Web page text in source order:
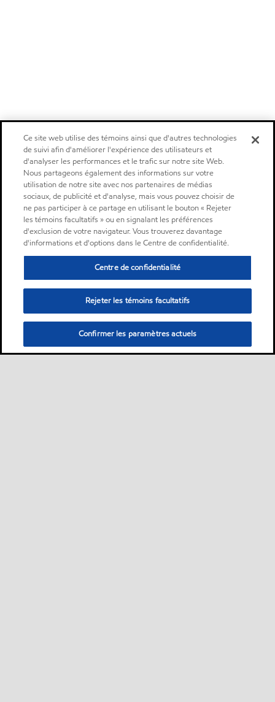
Ce site web utilise des témoins ainsi que d'autres technologies
de suivi afin d'améliorer l'expérience des utilisateurs et
d'analyser les performances et le trafic sur notre site Web.
Nous partageons également des informations sur votre
utilisation de notre site avec nos partenaires de médias
sociaux, de publicité et d'analyse, mais vous pouvez choisir de
ne pas participer à ce partage en utilisant le bouton « Rejeter
les témoins facultatifs » ou en signalant les préférences
d'exclusion de votre navigateur. Vous trouverez davantage
d'informations et d'options dans le Centre de confidentialité.
Centre de confidentialité
Rejeter les témoins facultatifs
Confirmer les paramètres actuels